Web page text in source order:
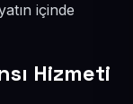
içinde
Hizmeti